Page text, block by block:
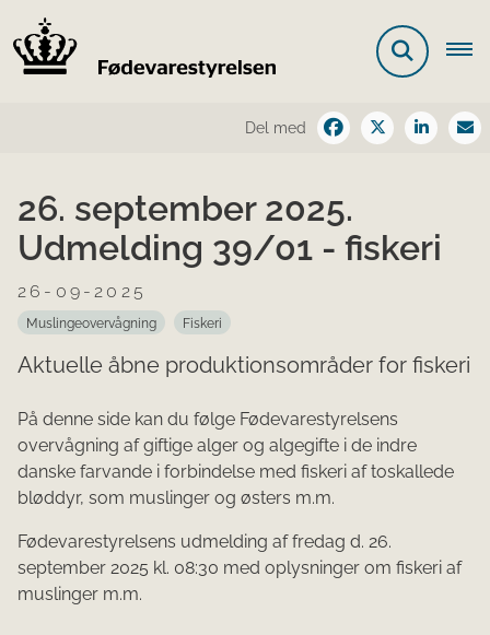
Del med
26. september 2025.
Udmelding 39/01 - fiskeri
26-09-2025
Muslingeovervågning Fiskeri
Aktuelle åbne produktionsområder for fiskeri
På denne side kan du følge Fødevarestyrelsens
overvågning af giftige alger og algegifte i de indre
danske farvande i forbindelse med fiskeri af toskallede
bløddyr, som muslinger og østers m.m.
Fødevarestyrelsens udmelding af fredag d. 26.
september 2025 kl. 08:30 med oplysninger om fiskeri af
muslinger m.m.